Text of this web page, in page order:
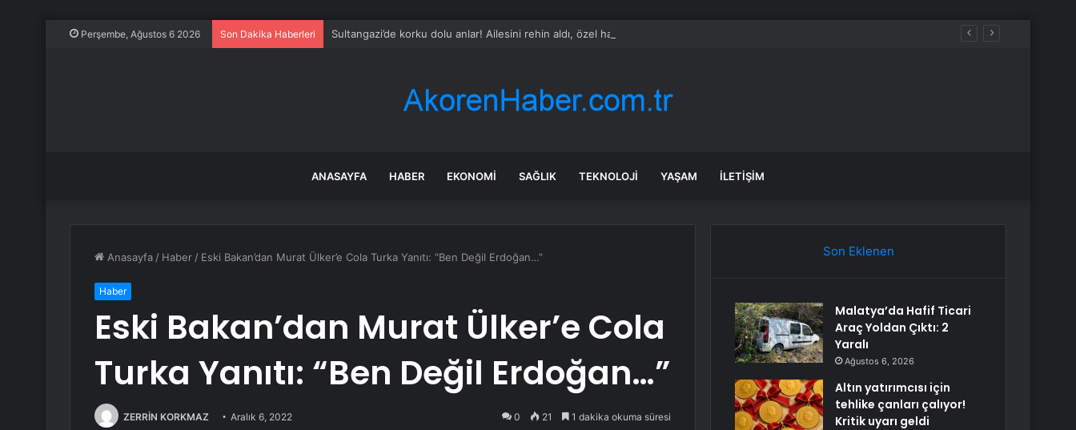
Perşembe, Ağustos 6 2026 Son Dakika Haberleri Sultangazi’de korku dolu anlar! Ailesini rehin aldı, özel harekat devreye girdi…
ANASAYFA HABER EKONOMI SAĞLIK TEKNOLOJI YAŞAM İLETIŞIM
Anasayfa / Haber / Eski Bakan’dan Murat Ülker’e Cola Turka Yanıtı: “Ben Değil Erdoğan…”
Haber
Eski Bakan’dan Murat Ülker’e Cola
Turka Yanıtı: “Ben Değil Erdoğan…”
ZERRİN KORKMAZ Aralık 6, 2022 0 21 1 dakika okuma süresi
Son Eklenen
Malatya’da Hafif Ticari
Araç Yoldan Çıktı: 2
Yaralı
Ağustos 6, 2026
Altın yatırımcısı için
tehlike çanları çalıyor!
Kritik uyarı geldi